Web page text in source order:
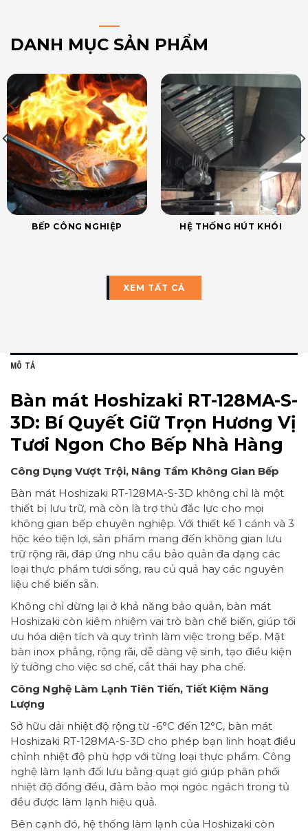
DANH MỤC SẢN PHẨM
BẾP CÔNG NGHIỆP HỆ THỐNG HÚT KHÓI
XEM TẤT CẢ
MÔ TẢ
Bàn mát Hoshizaki RT-128MA-S-
3D: Bí Quyết Giữ Trọn Hương Vị
Tươi Ngon Cho Bếp Nhà Hàng
Công Dụng Vượt Trội, Nâng Tầm Không Gian Bếp
Bàn mát Hoshizaki RT-128MA-S-3D không chỉ là một
thiết bị lưu trữ, mà còn là trợ thủ đắc lực cho mọi
không gian bếp chuyên nghiệp. Với thiết kế 1 cánh và 3
hộc kéo tiện lợi, sản phẩm mang đến không gian lưu
trữ rộng rãi, đáp ứng nhu cầu bảo quản đa dạng các
loại thực phẩm tươi sống, rau củ quả hay các nguyên
liệu chế biến sẵn.
Không chỉ dừng lại ở khả năng bảo quản, bàn mát
Hoshizaki còn kiêm nhiệm vai trò bàn chế biến, giúp tối
ưu hóa diện tích và quy trình làm việc trong bếp. Mặt
bàn inox phẳng, rộng rãi, dễ dàng vệ sinh, tạo điều kiện
lý tưởng cho việc sơ chế, cắt thái hay pha chế.
Công Nghệ Làm Lạnh Tiên Tiến, Tiết Kiệm Năng
Lượng
Sở hữu dải nhiệt độ rộng từ -6°C đến 12°C, bàn mát
Hoshizaki RT-128MA-S-3D cho phép bạn linh hoạt điều
chỉnh nhiệt độ phù hợp với từng loại thực phẩm. Công
nghệ làm lạnh đối lưu bằng quạt gió giúp phân phối
nhiệt độ đồng đều, đảm bảo mọi ngóc ngách trong tủ
đều được làm lạnh hiệu quả.
Bên cạnh đó, hệ thống làm lạnh của Hoshizaki còn